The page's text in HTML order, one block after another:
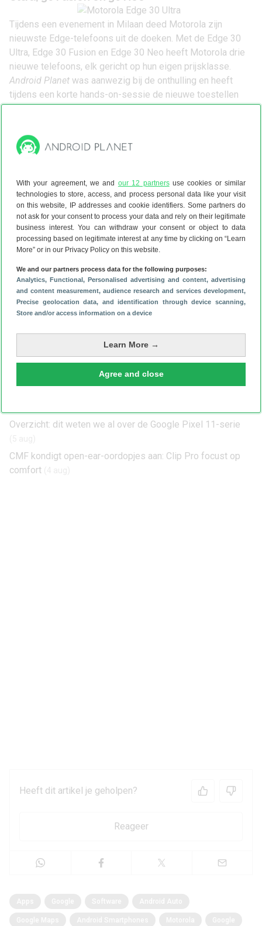
With your agreement, we and our 12 partnersuse cookies or similar
technologies to store, access, and process personal data like your visit
on this website, IP addresses and cookie identifiers. Some partners do
not ask for your consent to process your data and rely on their legitimate
business interest. You can withdraw your consent or object to data
processing based on legitimate interest at any time by clicking on “Learn
More” or in our Privacy Policy on this website.
We and our partners process data for the following purposes:
Analytics, Functional, Personalised advertising and content, advertising
and content measurement, audience research and services development,
Precise geolocation data, and identification through device scanning,
Store and/or access information on a device
Learn More →
Agree and close
Tijdens een evenement in Milaan deed Motorola zijn
nieuwste Edge-telefoons uit de doeken. Met de Edge 30
Ultra, Edge 30 Fusion en Edge 30 Neo heeft Motorola drie
nieuwe telefoons, elk gericht op hun eigen prijsklasse.
Android Planet was aanwezig bij de onthulling en heeft
tijdens een korte hands-on-sessie de nieuwe toestellen
bekeken. In onderstaand artikel lees je onze eerste
→ Onze
en Neo
Na maanden van geruchten heeft Apple eindelijk deiPhone
14-serie gepresenteerd. Die bestaat uit vier modellen,
waarvan de goedkoopste maar liefst1019 eurokost. Voor
minder geld koop je in het andere kamp natuurlijk ook veel
Hieronder lichten we, in willekeurige volgorde, de vijf beste
Android-alternatieven voor de iPhone 14 uit.
→ Debeste Android-alternatieven voor de iPhone 14
Het laatste Android-nieuws:
Gelekt: Samsung Galaxy S26 FE verschilt subtiel van
Overzicht: dit weten we al over de Google Pixel 11-serie
CMF kondigt open-ear-oordopjes aan: Clip Pro focust op
comfort
Heeft dit artikel je geholpen?
Reageer